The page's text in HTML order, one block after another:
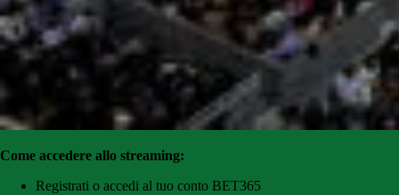
Come accedere allo streaming:
Registrati o accedi al tuo conto BET365